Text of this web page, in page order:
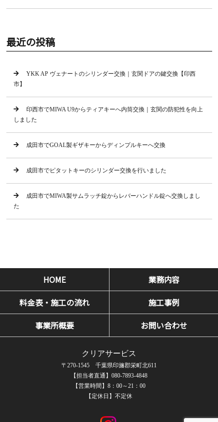
最近の投稿
YKK AP ヴェナートのシリンダー交換｜玄関ドアの鍵交換【印西
市】
印西市でMIWA U9からティアキーへ内筒交換｜玄関の防犯性を向上
しました
成田市でGOAL製ギザキーからディンプルキーへ交換
成田市でピタットキーのシリンダー交換を行いました
成田市でMIWA製サムラッチ錠からレバーハンドル錠へ交換しまし
た
HOME
業務内容
料金表・施工の流れ
施工事例
事業所概要
お問い合わせ
クリアサービス
〒270-1545 千葉県印旛郡栄町北611
【担当者直通】080-7893-4848
【営業時間】8：00～21：00
【定休日】不定休